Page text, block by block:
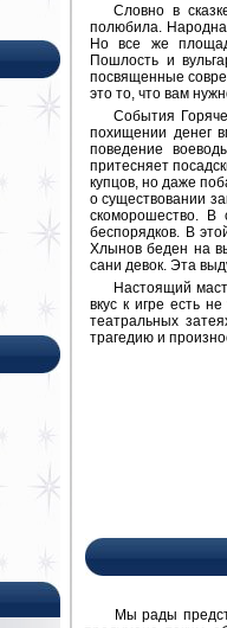
Словно в
полюбила.
Но все же
Пошлость и
посвященные
это то, что вам
События
похищении денег
поведение
притесняет
купцов, но даже
о существовании
скоморошество. В
беспорядков. В
Хлынов беден на
сани девок. Эта
Настоящий
вкус к игре есть
театральных
трагедию и
Мы рады